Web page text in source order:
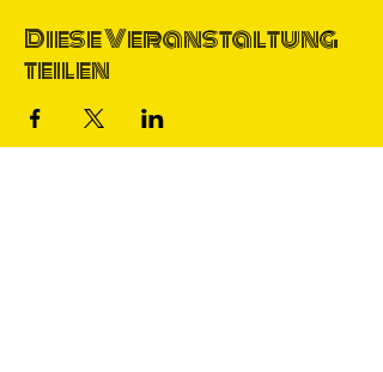
Diese Veranstaltung
teilen